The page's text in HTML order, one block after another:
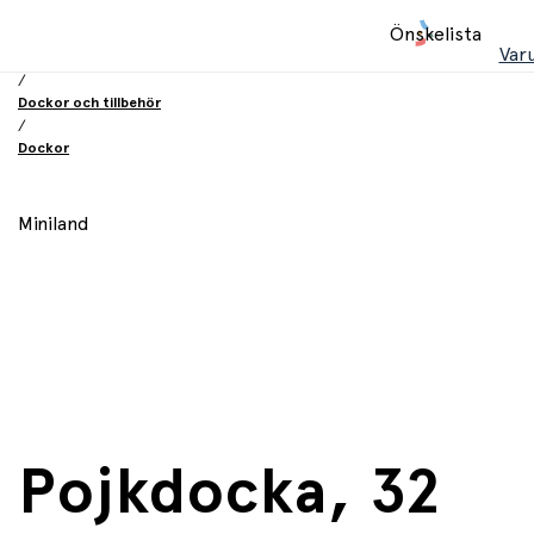
Önskelista
/
Dockor och tillbehör
/
Dockor
Miniland
Pojkdocka, 32